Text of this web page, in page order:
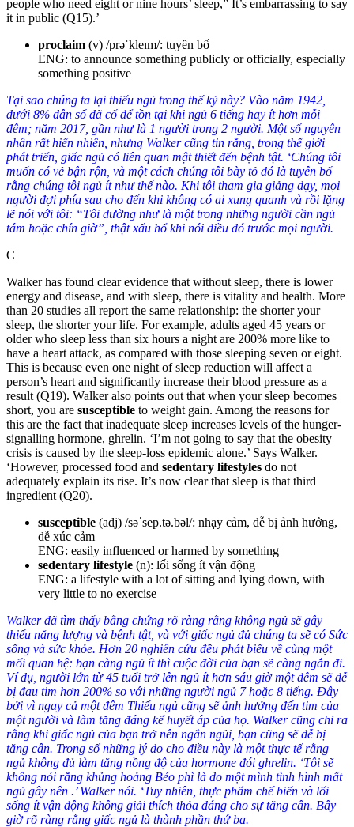
people who need eight or nine hours’ sleep,” It’s embarrassing to say
it in public (Q15).’
proclaim (v) /prəˈkleɪm/: tuyên bố
ENG: to announce something publicly or officially, especially
something positive
Tại sao chúng ta lại thiếu ngủ trong thế kỷ này? Vào năm 1942,
dưới 8% dân số đã cố để tồn tại khi ngủ 6 tiếng hay ít hơn mỗi
đêm; năm 2017, gần như là 1 người trong 2 người. Một số nguyên
nhân rất hiển nhiên, nhưng Walker cũng tin rằng, trong thế giới
phát triển, giấc ngủ có liên quan mật thiết đến bệnh tật. ‘Chúng tôi
muốn có vẻ bận rộn, và một cách chúng tôi bày tỏ đó là tuyên bố
rằng chúng tôi ngủ ít như thế nào. Khi tôi tham gia giảng dạy, mọi
người đợi phía sau cho đến khi không có ai xung quanh và rồi lặng
lẽ nói với tôi: “Tôi dường như là một trong những người cần ngủ
tám hoặc chín giờ”, thật xấu hổ khi nói điều đó trước mọi người.
C
Walker has found clear evidence that without sleep, there is lower
energy and disease, and with sleep, there is vitality and health. More
than 20 studies all report the same relationship: the shorter your
sleep, the shorter your life. For example, adults aged 45 years or
older who sleep less than six hours a night are 200% more like to
have a heart attack, as compared with those sleeping seven or eight.
This is because even one night of sleep reduction will affect a
person’s heart and significantly increase their blood pressure as a
result (Q19). Walker also points out that when your sleep becomes
short, you are susceptible to weight gain. Among the reasons for
this are the fact that inadequate sleep increases levels of the hunger-
signalling hormone, ghrelin. ‘I’m not going to say that the obesity
crisis is caused by the sleep-loss epidemic alone.’ Says Walker.
‘However, processed food and sedentary lifestyles do not
adequately explain its rise. It’s now clear that sleep is that third
ingredient (Q20).
susceptible (adj) /səˈsep.tə.bəl/: nhạy cảm, dễ bị ảnh hưởng,
dễ xúc cảm
ENG: easily influenced or harmed by something
sedentary lifestyle (n): lối sống ít vận động
ENG: a lifestyle with a lot of sitting and lying down, with
very little to no exercise
Walker đã tìm thấy bằng chứng rõ ràng rằng không ngủ sẽ gây
thiếu năng lượng và bệnh tật, và với giấc ngủ đủ chúng ta sẽ có Sức
sống và sức khỏe. Hơn 20 nghiên cứu đều phát biểu về cùng một
mối quan hệ: bạn càng ngủ ít thì cuộc đời của bạn sẽ càng ngắn đi.
Ví dụ, người lớn từ 45 tuổi trở lên ngủ ít hơn sáu giờ một đêm sẽ dễ
bị đau tim hơn 200% so với những người ngủ 7 hoặc 8 tiếng. Đây
bởi vì ngay cả một đêm Thiếu ngủ cũng sẽ ảnh hưởng đến tim của
một người và làm tăng đáng kể huyết áp của họ. Walker cũng chỉ ra
rằng khi giấc ngủ của bạn trở nên ngắn ngủi, bạn cũng sẽ dễ bị
tăng cân. Trong số những lý do cho điều này là một thực tế rằng
ngủ không đủ làm tăng nồng độ của hormone đói ghrelin. ‘Tôi sẽ
không nói rằng khủng hoảng Béo phì là do một mình tình hình mất
ngủ gây nên .’ Walker nói. ‘Tuy nhiên, thực phẩm chế biến và lối
sống ít vận động không giải thích thỏa đáng cho sự tăng cân. Bây
giờ rõ ràng rằng giấc ngủ là thành phần thứ ba.